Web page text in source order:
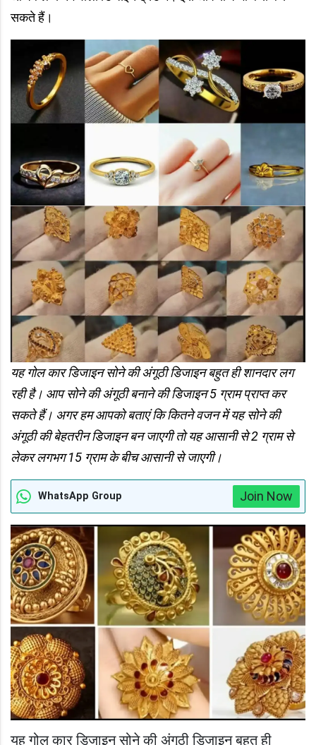
सकते हैं।
यह गोल कार डिजाइन सोने की अंगूठी डिजाइन बहुत ही शानदार लग
रही है। आप सोने की अंगूठी बनाने की डिजाइन 5 ग्राम प्राप्त कर
सकते हैं। अगर हम आपको बताएं कि कितने वजन में यह सोने की
अंगूठी की बेहतरीन डिजाइन बन जाएगी तो यह आसानी से 2 ग्राम से
लेकर लगभग 15 ग्राम के बीच आसानी से जाएगी।
WhatsApp Group Join Now
यह गोल कार डिजाइन सोने की अंगूठी डिजाइन बहुत ही